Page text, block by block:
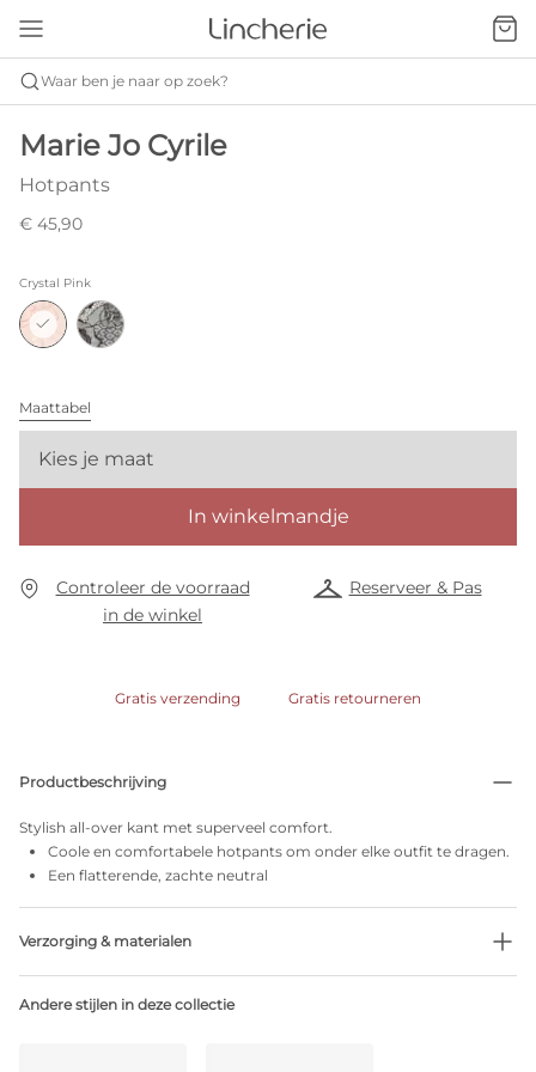
Waar ben je naar op zoek?
Marie Jo Cyrile
Hotpants
€ 45,90
Crystal Pink
Maattabel
Kies je maat
In winkelmandje
Controleer de voorraad
in de winkel
Reserveer & Pas
Gratis verzending Gratis retourneren
Productbeschrijving
Stylish all-over kant met superveel comfort.
Coole en comfortabele hotpants om onder elke outfit te dragen.
Een flatterende, zachte neutral
Verzorging & materialen
Niet bleken
Andere stijlen in deze collectie